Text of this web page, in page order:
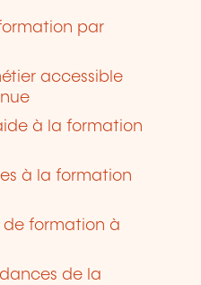
par
accessible
à la formation
à la formation
de formation à
de la